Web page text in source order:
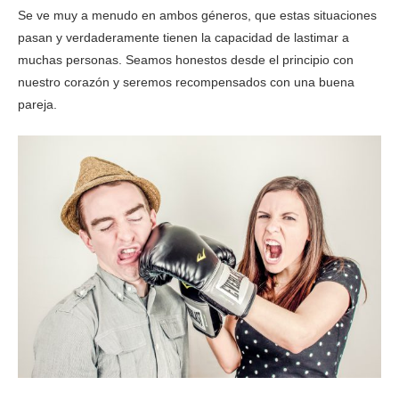
Se ve muy a menudo en ambos géneros, que estas situaciones
pasan y verdaderamente tienen la capacidad de lastimar a
muchas personas. Seamos honestos desde el principio con
nuestro corazón y seremos recompensados con una buena
pareja.